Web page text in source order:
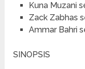
Kuna Muzani
Zack Zabhas
Ammar Bahri
SINOPSIS